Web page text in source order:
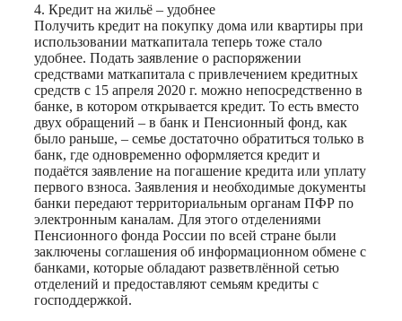
4. Кредит на жильё – удобнее
Получить кредит на покупку дома или квартиры при
использовании маткапитала теперь тоже стало
удобнее. Подать заявление о распоряжении
средствами маткапитала с привлечением кредитных
средств с 15 апреля 2020 г. можно непосредственно в
банке, в котором открывается кредит. То есть вместо
двух обращений – в банк и Пенсионный фонд, как
было раньше, – семье достаточно обратиться только в
банк, где одновременно оформ­ляется кредит и
подаётся заявление на погашение кредита или упла­ту
первого взноса. Заявления и необходимые документы
банки передают территориальным органам ПФР по
электронным каналам. Для этого отделениями
Пенсионного фонда России по всей стране были
заключены соглашения об информационном обмене с
банками, которые обладают разветвлённой сетью
отделений и предоставляют семь­ям кредиты с
господдержкой.